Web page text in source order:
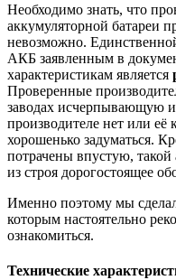
Необходимо знать, что
аккумуляторной батареи
невозможно.
АКБ заявленным в
характеристикам является
Проверенные
заводах исчерпывающую
производителе нет или
хорошенько задуматься.
потрачены впустую, такой
из строя дорогостоящее
Именно поэтому мы
которым настоятельно
ознакомиться.
Технические